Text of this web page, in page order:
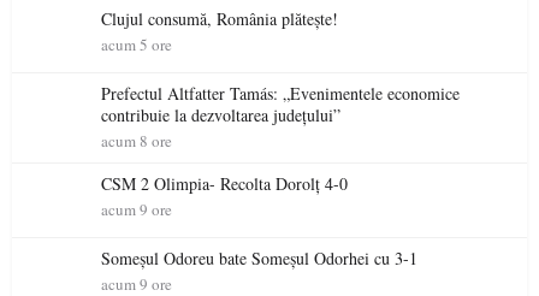
Clujul consumă, România plătește!
acum 5 ore
Prefectul Altfatter Tamás: „Evenimentele economice
contribuie la dezvoltarea județului”
acum 8 ore
CSM 2 Olimpia- Recolta Dorolț 4-0
acum 9 ore
Someșul Odoreu bate Someșul Odorhei cu 3-1
acum 9 ore